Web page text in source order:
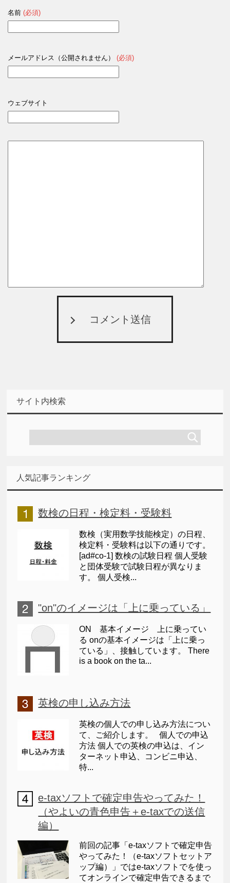
名前 (必須)
メールアドレス（公開されません） (必須)
ウェブサイト
コメント送信
サイト内検索
人気記事ランキング
数検の日程・検定料・受験料
数検（実用数学技能検定）の日程、
検定料・受験料は以下の通りです。
[ad#co-1] 数検の試験日程 個人受験
と団体受験で試験日程が異なりま
す。 個人受検...
"on"のイメージは「上に乗っている」
ON 基本イメージ 上に乗ってい
る onの基本イメージは「上に乗っ
ている」、接触しています。 There
is a book on the ta...
英検の申し込み方法
英検の個人での申し込み方法につい
て、ご紹介します。 個人での申込
方法 個人での英検の申込は、イン
ターネット申込、コンビニ申込、
特...
e-taxソフトで確定申告やってみた！
（やよいの青色申告＋e-taxでの送信
編）
前回の記事「e-taxソフトで確定申告
やってみた！（e-taxソフトセットア
ップ編）」ではe-taxソフトでを使っ
てオンラインで確定申告できるまで